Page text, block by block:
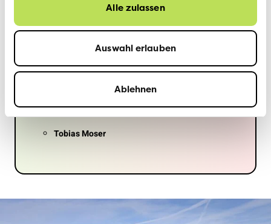
Alle zulassen
Auswahl erlauben
Ablehnen
Caroline Lüscher-Müller
Richard Weishaupt
Thomas Zahner
Tobias Moser